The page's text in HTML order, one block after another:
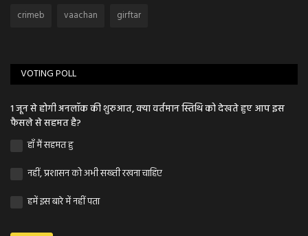
crimeb
vaachan girftar
VOTING POLL
1 जून से होगी अनलॉक की शुरुआत, क्या वर्तमान स्तिथि को देखते हुए आप इस
फैसले से सहमत है?
हाँ मैं सहमत हु
नहीं, प्रशासन को अभी सख्ती रखना चाहिए
हमें इस बारे में नहीं पता